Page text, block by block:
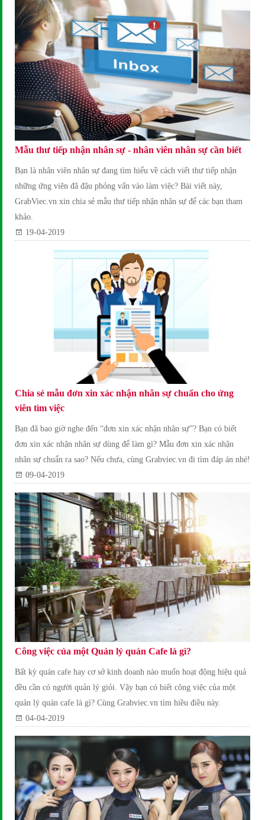
Mẫu thư tiếp nhận nhân sự - nhân viên nhân sự cần biết
Bạn là nhân viên nhân sự đang tìm hiểu về cách viết thư tiếp nhận
những ứng viên đã đậu phỏng vấn vào làm việc? Bài viết này,
GrabViec.vn xin chia sẻ mẫu thư tiếp nhận nhân sự để các bạn tham
khảo.
19-04-2019
Chia sẻ mẫu đơn xin xác nhận nhân sự chuẩn cho ứng
viên tìm việc
Bạn đã bao giờ nghe đến “đơn xin xác nhận nhân sự”? Bạn có biết
đơn xin xác nhận nhân sự dùng để làm gì? Mẫu đơn xin xác nhận
nhân sự chuẩn ra sao? Nếu chưa, cùng Grabviec.vn đi tìm đáp án nhé!
09-04-2019
Công việc của một Quản lý quán Cafe là gì?
Bất kỳ quán cafe hay cơ sở kinh doanh nào muốn hoạt động hiệu quả
đều cần có người quản lý giỏi. Vậy bạn có biết công việc của một
quản lý quán cafe là gì? Cùng Grabviec.vn tìm hiều điều này.
04-04-2019